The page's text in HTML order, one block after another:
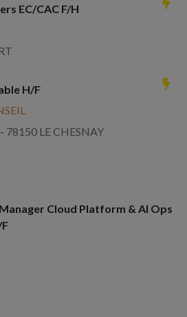
EC/CAC F/H
H/F
78150 LE CHESNAY
Cloud Platform & AI Ops